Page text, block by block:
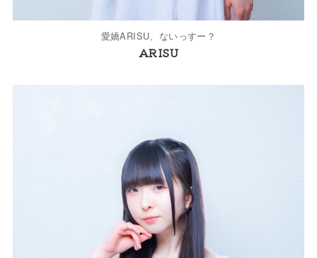
愛嬌ARISU、ないっすー？
ARISU